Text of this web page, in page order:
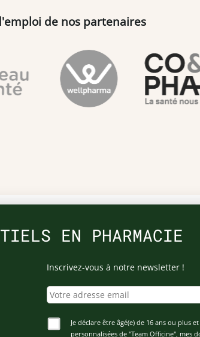
de nos partenaires
EN PHARMACIE
Inscrivez-vous à notre newsletter !
Je déclare être âgé(e) de 16 ans ou plus
personnalisées de "Team Officine", mes